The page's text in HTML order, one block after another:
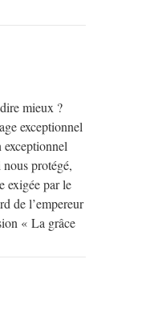
mieux ?
exceptionnel
protégé,
exigée par le
de l’empereur
« La grâce